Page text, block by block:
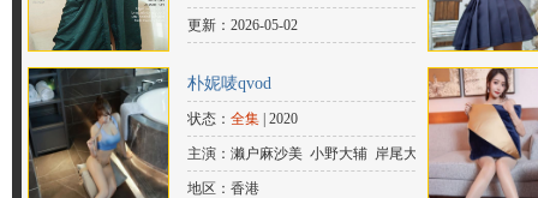
衣 羽多野涉 东地宏树 中原麻衣 小野
美 泽城美雪 岸尾大辅 黑田崇矢 后藤
沙绪
更新：2026-05-02
朴妮唛qvod
状态： 全集 | 2020
主演：濑户麻沙美 小野大辅 岸尾大
辅 丰永利行 花江夏树 加藤和树 上村
地区：香港